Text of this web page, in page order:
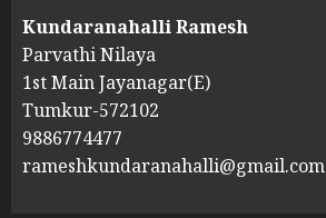
Kundaranahalli Ramesh
Parvathi Nilaya
1st Main Jayanagar(E)
Tumkur-572102
9886774477
rameshkundaranahalli@gmail.com